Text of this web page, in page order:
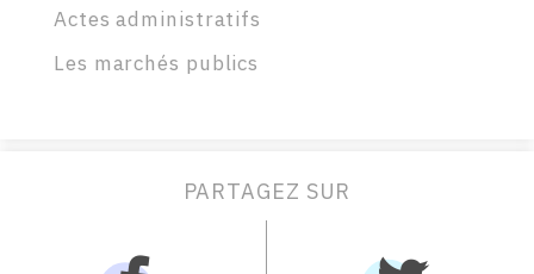
Actes administratifs
Les marchés publics
PARTAGEZ SUR